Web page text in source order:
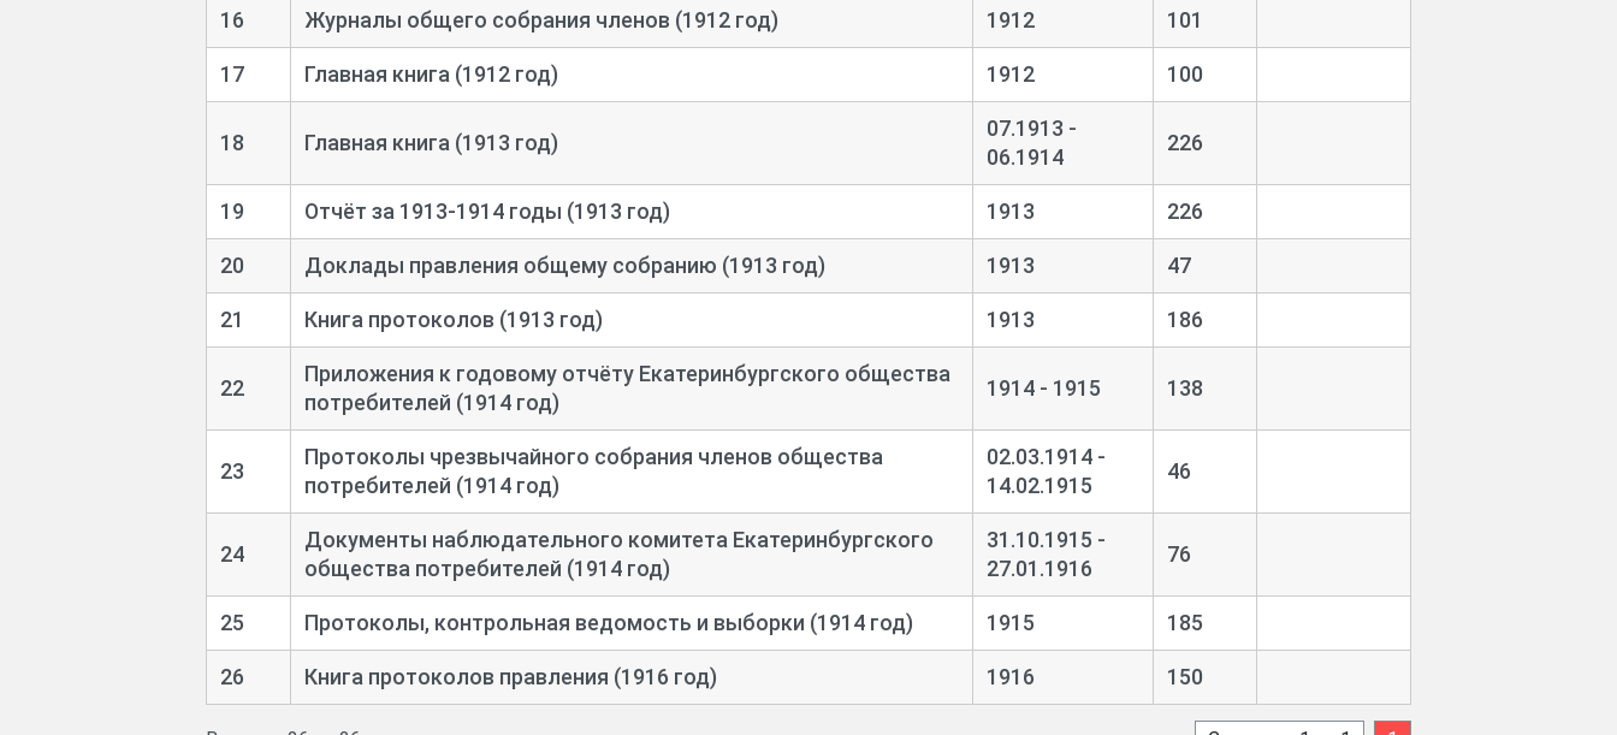
16 Журналы общего собрания членов (1912 год) 1912 101
17 Главная книга (1912 год) 1912 100
18 Главная книга (1913 год)
07.1913 -
06.1914
226
19 Отчёт за 1913-1914 годы (1913 год) 1913 226
20 Доклады правления общему собранию (1913 год) 1913 47
21 Книга протоколов (1913 год) 1913 186
22
Приложения к годовому отчёту Екатеринбургского общества
потребителей (1914 год)
1914 - 1915 138
23
Протоколы чрезвычайного собрания членов общества
потребителей (1914 год)
02.03.1914 -
14.02.1915
46
24
Документы наблюдательного комитета Екатеринбургского
общества потребителей (1914 год)
31.10.1915 -
27.01.1916
76
25 Протоколы, контрольная ведомость и выборки (1914 год) 1915 185
26 Книга протоколов правления (1916 год) 1916 150